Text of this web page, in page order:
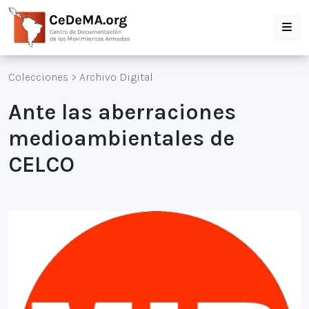
Colecciones > Archivo Digital
Ante las aberraciones
medioambientales de
CELCO